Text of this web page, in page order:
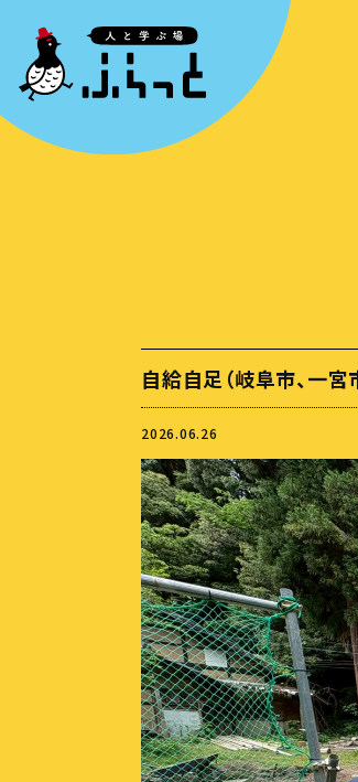
自給自足（岐阜市、一宮
2026.06.26